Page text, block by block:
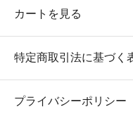
カートを見る
特定商取引法に基づく
プライバシーポリシー